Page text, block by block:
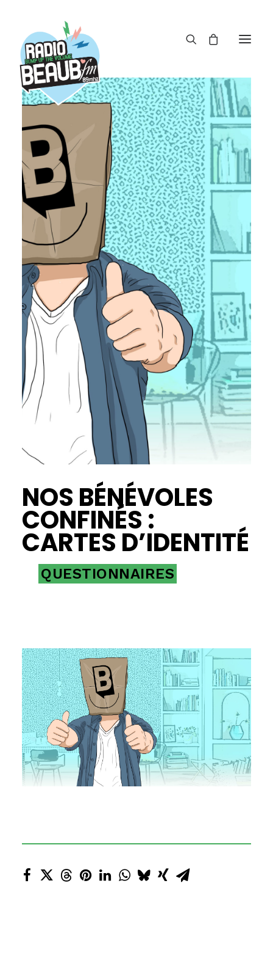
REPLAY
ÉMISSIONS
BOUTIQUE
NOS BÉNÉVOLES
CONFINÉS :
CARTES D’IDENTITÉ
QUESTIONNAIRES